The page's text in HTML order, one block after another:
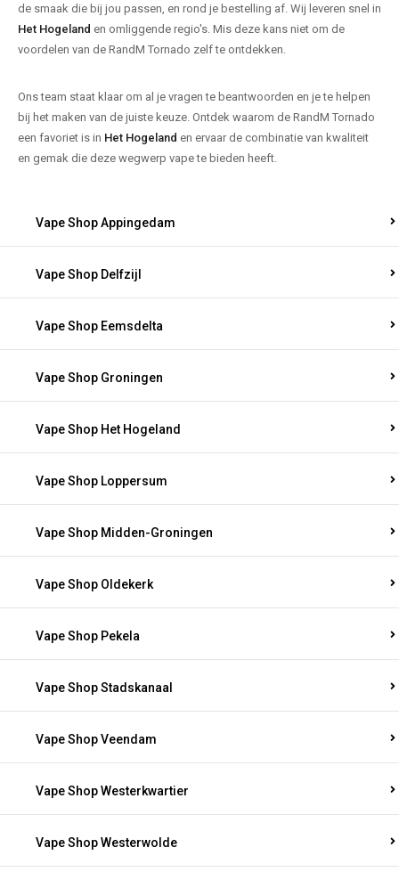
de smaak die bij jou passen, en rond je bestelling af. Wij leveren snel in
Het Hogeland en omliggende regio's. Mis deze kans niet om de
voordelen van de RandM Tornado zelf te ontdekken.
Ons team staat klaar om al je vragen te beantwoorden en je te helpen
bij het maken van de juiste keuze. Ontdek waarom de RandM Tornado
een favoriet is in Het Hogeland en ervaar de combinatie van kwaliteit
en gemak die deze wegwerp vape te bieden heeft.
Vape Shop Appingedam
Vape Shop Delfzijl
Vape Shop Eemsdelta
Vape Shop Groningen
Vape Shop Het Hogeland
Vape Shop Loppersum
Vape Shop Midden-Groningen
Vape Shop Oldekerk
Vape Shop Pekela
Vape Shop Stadskanaal
Vape Shop Veendam
Vape Shop Westerkwartier
Vape Shop Westerwolde